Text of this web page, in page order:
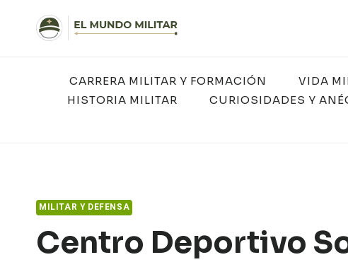
contenido
CARRERA MILITAR Y FORMACIÓN VIDA
HISTORIA MILITAR
CURIOSIDADES Y
MILITAR Y DEFENSA
Centro Deportivo